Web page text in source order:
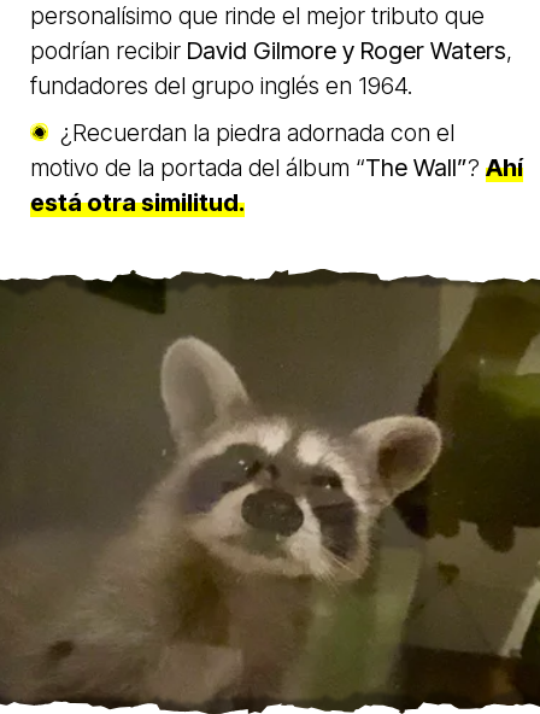
personalísimo que rinde el mejor tributo que
podrían recibir David Gilmore y Roger Waters,
fundadores del grupo inglés en 1964.
¿Recuerdan la piedra adornada con el
motivo de la portada del álbum “The Wall”? Ahí
está otra similitud.